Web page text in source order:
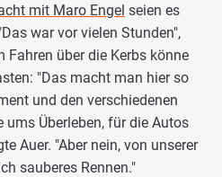
mit Maro Engel seien es
war vor vielen Stunden",
über die Kerbs könne
"Das macht man hier so
und den verschiedenen
ums Überleben, für die Autos
Auer. "Aber nein, von unserer
sauberes Rennen."